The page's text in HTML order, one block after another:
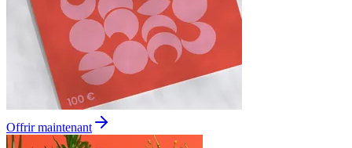
Offrir maintenant